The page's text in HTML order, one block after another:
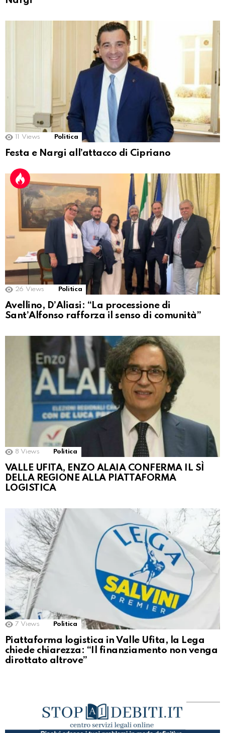
11 Views Politica
Festa e Nargi all’attacco di Cipriano
26 Views Politica
Avellino, D’Aliasi: “La processione di
Sant’Alfonso rafforza il senso di comunità”
8 Views Politica
VALLE UFITA, ENZO ALAIA CONFERMA IL SÌ
DELLA REGIONE ALLA PIATTAFORMA
LOGISTICA
7 Views Politica
Piattaforma logistica in Valle Ufita, la Lega
chiede chiarezza: “Il finanziamento non venga
dirottato altrove”